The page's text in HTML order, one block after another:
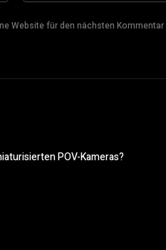
Website für den nächsten Kommentar
POV-Kameras?